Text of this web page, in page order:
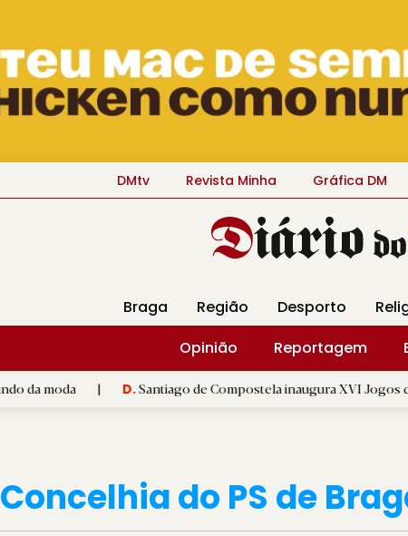
DMtv Revista Minha Gráfica DM
Braga Região Desporto
Opinião
Reportagem
| D.Santiago de Compostela inaugura XVI Jogos do Eixo
Concelhia do PS de